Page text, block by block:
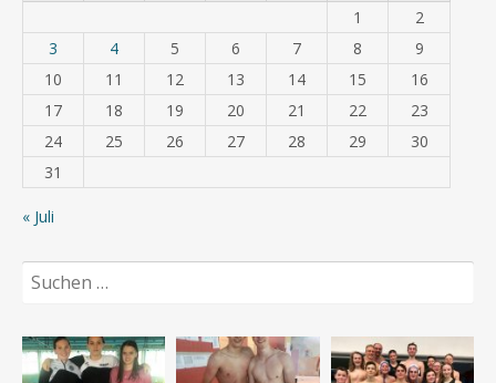
1
2
3
4 5 6 7 8
9
10
11 12 13 14 15
16
17
18 19 20 21 22
23
24
25 26 27 28 29
30
31
« Juli
Suchen
nach: